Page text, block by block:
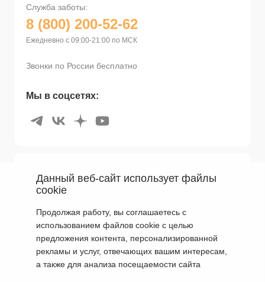
Мы в соцсетях:
Служба заботы:
8 (800) 200-52-62
Ежедневно с 09:00-21:00 по МСК
Звонки по России бесплатно
Мир Braun
Бонусная программа
Сервисные центры
Правила Акций
Поддержка
Гарантии и ремонт
Для юридических лиц
Данный веб-сайт использует файлы
cookie
Продолжая работу, вы соглашаетесь с
использованием файлов cookie с целью
предложения контента, персонализированной
рекламы и услуг, отвечающих вашим интересам,
а также для анализа посещаемости сайта